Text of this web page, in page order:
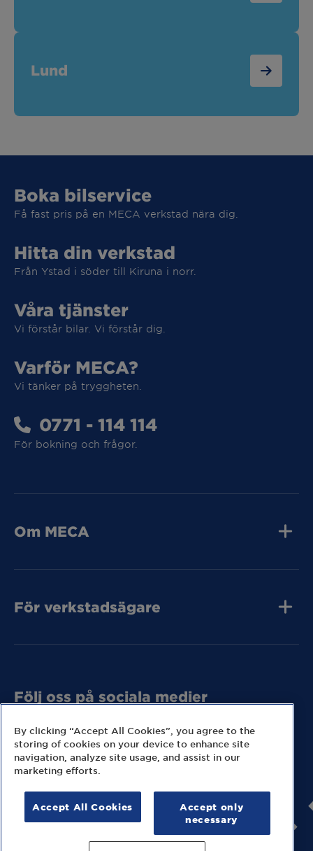
Vi tar hand om din elbil
MECA Fleet
MECA Fleet
Tunga Fordon
Lund
Boka bilservice
Få fast pris på en MECA verkstad nära dig.
Hitta din verkstad
Från Ystad i söder till Kiruna i norr.
Våra tjänster
Vi förstår bilar. Vi förstår dig.
Varför MECA?
Vi tänker på tryggheten.
0771 - 114 114
För bokning och frågor.
Om MECA
För verkstadsägare
Följ oss på sociala medier
© 2026 MECA Sweden AB
By clicking “Accept All Cookies”, you agree to the
storing of cookies on your device to enhance site
navigation, analyze site usage, and assist in our
marketing efforts.
Accept All Cookies
Accept only
necessary